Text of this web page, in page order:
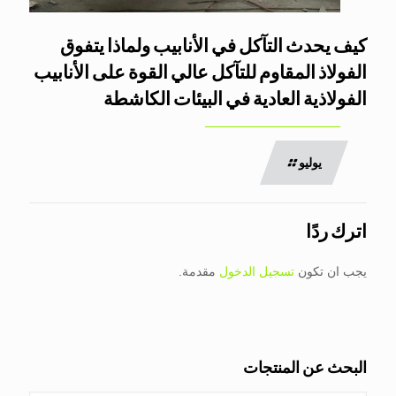
كيف يحدث التآكل في الأنابيب ولماذا يتفوق
الفولاذ المقاوم للتآكل عالي القوة على الأنابيب
الفولاذية العادية في البيئات الكاشطة
يوليو
اترك ردًا
يجب ان تكون تسجيل الدخول مقدمة.
البحث عن المنتجات